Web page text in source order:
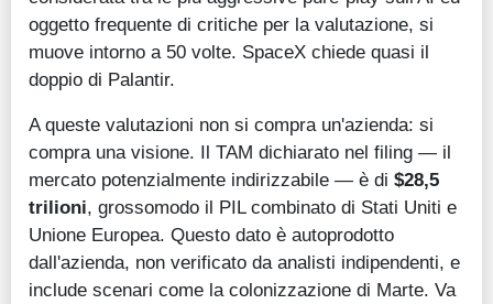
oggetto frequente di critiche per la valutazione, si
muove intorno a 50 volte. SpaceX chiede quasi il
doppio di Palantir.
A queste valutazioni non si compra un'azienda: si
compra una visione. Il TAM dichiarato nel filing — il
mercato potenzialmente indirizzabile — è di $28,5
trilioni, grossomodo il PIL combinato di Stati Uniti e
Unione Europea. Questo dato è autoprodotto
dall'azienda, non verificato da analisti indipendenti, e
include scenari come la colonizzazione di Marte. Va